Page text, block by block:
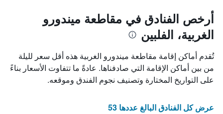
المخطط
1
محور
X
الذي
يعرض
أيام
الأسبوع.
التالي
أرخص الفنادق في مقاطعة ميندورو
الغربية، الفلبين
تُقدم أماكن إقامة مقاطعة ميندورو الغربية هذه أقل سعر لليلة
من بين أماكن الإقامة التي صادفناها. عادةً ما تتفاوت الأسعار بناءً
على التواريخ المختارة وتصنيف نجوم الفندق وموقعه.
عرض كل الفنادق البالغ عددها 53